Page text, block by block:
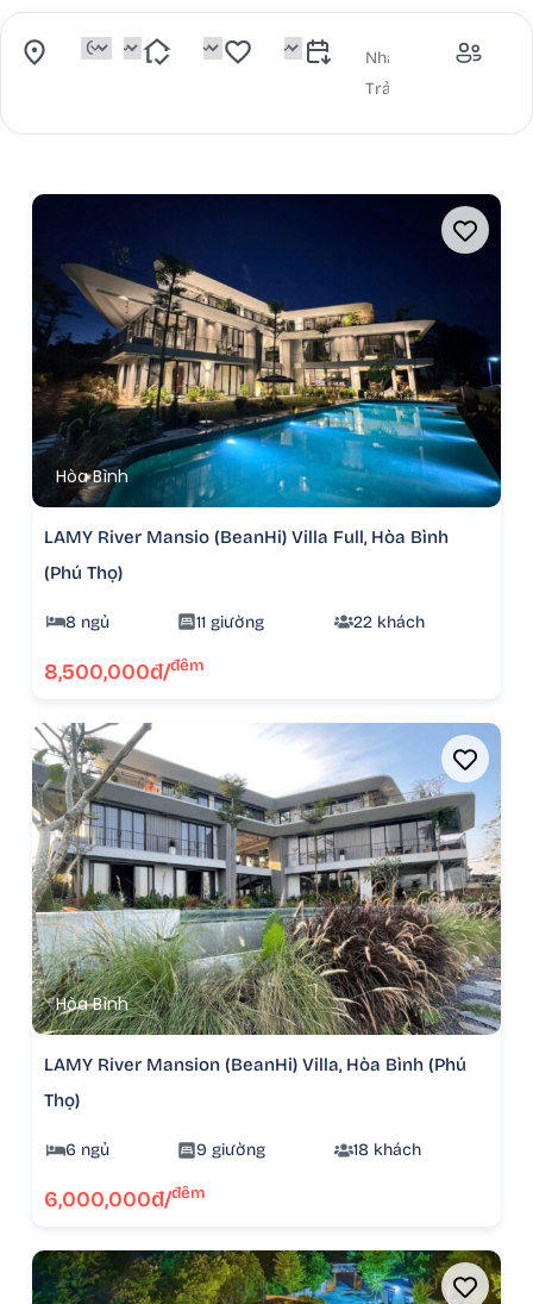
Hòa Bình
LAMY River Mansio (BeanHi) Villa Full, Hòa Bình
(Phú Thọ)
8 ngủ 11 giường 22 khách
8,500,000đ/đêm
Hòa Bình
LAMY River Mansion (BeanHi) Villa, Hòa Bình (Phú
Thọ)
6 ngủ 9 giường 18 khách
6,000,000đ/đêm